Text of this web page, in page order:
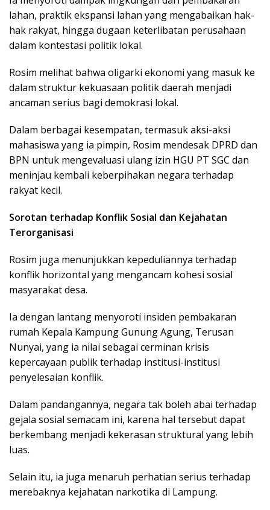
lahan, praktik ekspansi lahan yang mengabaikan hak-
hak rakyat, hingga dugaan keterlibatan perusahaan
dalam kontestasi politik lokal.
Rosim melihat bahwa oligarki ekonomi yang masuk ke
dalam struktur kekuasaan politik daerah menjadi
ancaman serius bagi demokrasi lokal.
Dalam berbagai kesempatan, termasuk aksi-aksi
mahasiswa yang ia pimpin, Rosim mendesak DPRD dan
BPN untuk mengevaluasi ulang izin HGU PT SGC dan
meninjau kembali keberpihakan negara terhadap
rakyat kecil.
Sorotan terhadap Konflik Sosial dan Kejahatan
Terorganisasi
Rosim juga menunjukkan kepeduliannya terhadap
konflik horizontal yang mengancam kohesi sosial
masyarakat desa.
Ia dengan lantang menyoroti insiden pembakaran
rumah Kepala Kampung Gunung Agung, Terusan
Nunyai, yang ia nilai sebagai cerminan krisis
kepercayaan publik terhadap institusi-institusi
penyelesaian konflik.
Dalam pandangannya, negara tak boleh abai terhadap
gejala sosial semacam ini, karena hal tersebut dapat
berkembang menjadi kekerasan struktural yang lebih
luas.
Selain itu, ia juga menaruh perhatian serius terhadap
merebaknya kejahatan narkotika di Lampung.